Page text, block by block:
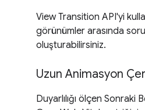
View Transition API'yi
görünümler arasında
oluşturabilirsiniz.
Uzun Animasyon
Duyarlılığı ölçen Sonraki